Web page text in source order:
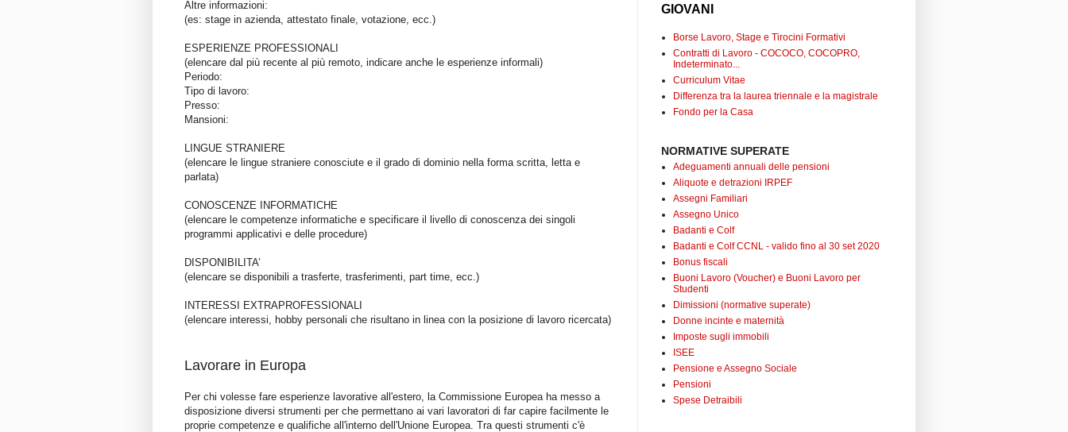
Altre informazioni:
(es: stage in azienda, attestato finale, votazione, ecc.)
ESPERIENZE PROFESSIONALI
(elencare dal più recente al più remoto, indicare anche le esperienze informali)
Periodo:
Tipo di lavoro:
Presso:
Mansioni:
LINGUE STRANIERE
(elencare le lingue straniere conosciute e il grado di dominio nella forma scritta, letta e
parlata)
CONOSCENZE INFORMATICHE
(elencare le competenze informatiche e specificare il livello di conoscenza dei singoli
programmi applicativi e delle procedure)
DISPONIBILITA’
(elencare se disponibili a trasferte, trasferimenti, part time, ecc.)
INTERESSI EXTRAPROFESSIONALI
(elencare interessi, hobby personali che risultano in linea con la posizione di lavoro ricercata)
Lavorare in Europa
Per chi volesse fare esperienze lavorative all'estero, la Commissione Europea ha messo a
disposizione diversi strumenti per che permettano ai vari lavoratori di far capire facilmente le
proprie competenze e qualifiche all'interno dell'Unione Europea. Tra questi strumenti c'è
GIOVANI
Borse Lavoro, Stage e Tirocini Formativi
Contratti di Lavoro - COCOCO, COCOPRO,
Indeterminato...
Curriculum Vitae
Differenza tra la laurea triennale e la magistrale
Fondo per la Casa
NORMATIVE SUPERATE
Adeguamenti annuali delle pensioni
Aliquote e detrazioni IRPEF
Assegni Familiari
Assegno Unico
Badanti e Colf
Badanti e Colf CCNL - valido fino al 30 set 2020
Bonus fiscali
Buoni Lavoro (Voucher) e Buoni Lavoro per
Studenti
Dimissioni (normative superate)
Donne incinte e maternità
Imposte sugli immobili
ISEE
Pensione e Assegno Sociale
Pensioni
Spese Detraibili